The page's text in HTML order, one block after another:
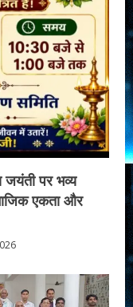
जयंती पर भव्य
एकता और